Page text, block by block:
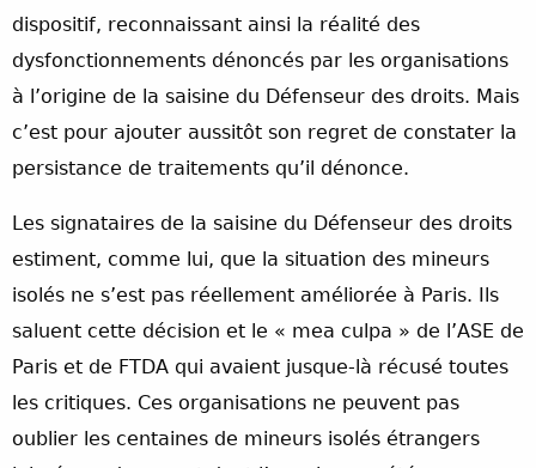
dispositif, reconnaissant ainsi la réalité des
dysfonctionnements dénoncés par les organisations
à l’origine de la saisine du Défenseur des droits. Mais
c’est pour ajouter aussitôt son regret de constater la
persistance de traitements qu’il dénonce.
Les signataires de la saisine du Défenseur des droits
estiment, comme lui, que la situation des mineurs
isolés ne s’est pas réellement améliorée à Paris. Ils
saluent cette décision et le « mea culpa » de l’ASE de
Paris et de FTDA qui avaient jusque-là récusé toutes
les critiques. Ces organisations ne peuvent pas
oublier les centaines de mineurs isolés étrangers